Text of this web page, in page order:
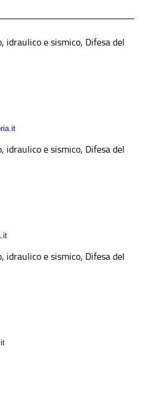
idraulico e sismico, Difesa del
idraulico e sismico, Difesa del
idraulico e sismico, Difesa del